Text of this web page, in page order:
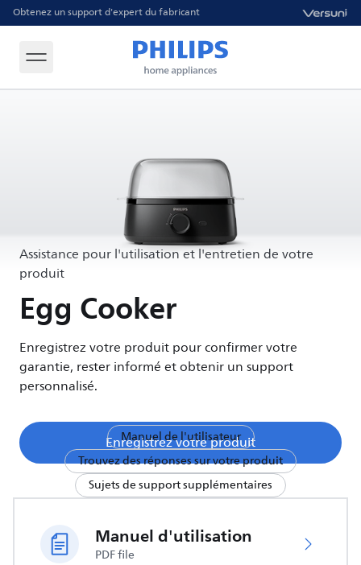
Obtenez un support d'expert du fabricant
Assistance pour l'utilisation et l'entretien de votre
produit
Egg Cooker
Enregistrez votre produit pour confirmer votre
garantie, rester informé et obtenir un support
personnalisé.
Enregistrez votre produit
Manuel de l'utilisateur
Trouvez des réponses sur votre produit
Sujets de support supplémentaires
Manuel d'utilisation
PDF file